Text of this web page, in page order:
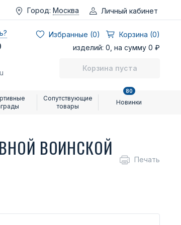
Город: Москва Личный кабинет
Избранные (0)
Корзина (0)
изделий: 0, на сумму 0 ₽
Корзина пуста
Сопутствующие
товары
Новинки
80
ВОИНСКОЙ
Печать